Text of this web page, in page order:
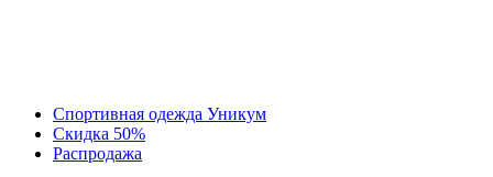
Спортивная одежда Уникум
Скидка 50%
Распродажа